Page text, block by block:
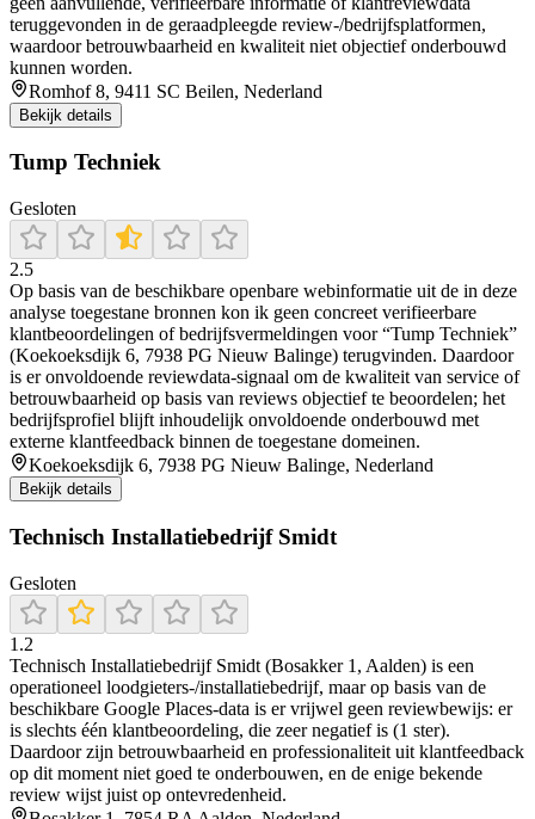
teruggevonden in de geraadpleegde review-/bedrijfsplatformen,
waardoor betrouwbaarheid en kwaliteit niet objectief onderbouwd
kunnen worden.
Romhof 8, 9411 SC Beilen, Nederland
Bekijk details
Tump Techniek
Gesloten
2.5
Op basis van de beschikbare openbare webinformatie uit de in deze
analyse toegestane bronnen kon ik geen concreet verifieerbare
klantbeoordelingen of bedrijfsvermeldingen voor “Tump Techniek”
(Koekoeksdijk 6, 7938 PG Nieuw Balinge) terugvinden. Daardoor
is er onvoldoende reviewdata-signaal om de kwaliteit van service of
betrouwbaarheid op basis van reviews objectief te beoordelen; het
bedrijfsprofiel blijft inhoudelijk onvoldoende onderbouwd met
externe klantfeedback binnen de toegestane domeinen.
Koekoeksdijk 6, 7938 PG Nieuw Balinge, Nederland
Bekijk details
Technisch Installatiebedrijf Smidt
Gesloten
1.2
Technisch Installatiebedrijf Smidt (Bosakker 1, Aalden) is een
operationeel loodgieters-/installatiebedrijf, maar op basis van de
beschikbare Google Places-data is er vrijwel geen reviewbewijs: er
is slechts één klantbeoordeling, die zeer negatief is (1 ster).
Daardoor zijn betrouwbaarheid en professionaliteit uit klantfeedback
op dit moment niet goed te onderbouwen, en de enige bekende
review wijst juist op ontevredenheid.